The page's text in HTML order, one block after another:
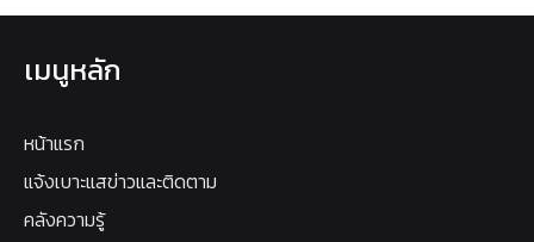
เมนูหลัก
หน้าแรก
แจ้งเบาะแสข่าวและติดตาม
คลังความรู้